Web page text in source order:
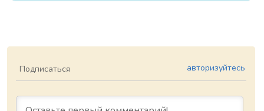
Подписаться авторизуйтесь